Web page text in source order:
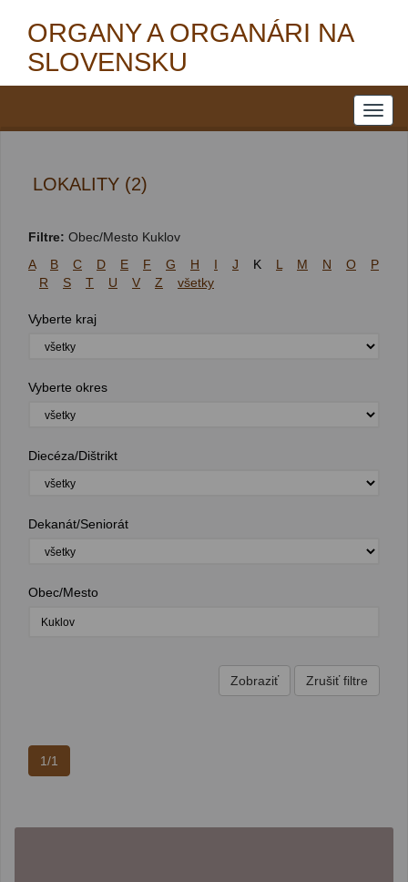
ORGANY A ORGANÁRI NA
SLOVENSKU
LOKALITY (2)
Filtre: Obec/Mesto Kuklov
A
B C D E F G H I J K L M N O
P
R
S T U V Z všetky
Vyberte kraj
Vyberte okres
Diecéza/Dištrikt
Dekanát/Seniorát
Obec/Mesto
1/1